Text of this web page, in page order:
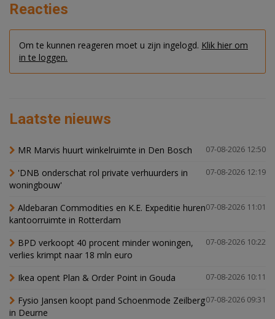
Reacties
Om te kunnen reageren moet u zijn ingelogd. Klik hier om
in te loggen.
Laatste nieuws
07-08-2026 12:50
MR Marvis huurt winkelruimte in Den Bosch
07-08-2026 12:19
'DNB onderschat rol private verhuurders in
woningbouw'
07-08-2026 11:01
Aldebaran Commodities en K.E. Expeditie huren
kantoorruimte in Rotterdam
07-08-2026 10:22
BPD verkoopt 40 procent minder woningen,
verlies krimpt naar 18 mln euro
07-08-2026 10:11
Ikea opent Plan & Order Point in Gouda
07-08-2026 09:31
Fysio Jansen koopt pand Schoenmode Zeilberg
in Deurne